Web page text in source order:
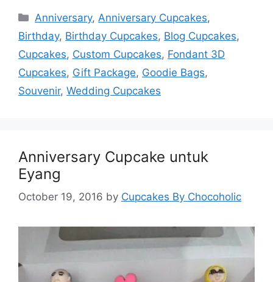
Categories
Anniversary, Anniversary Cupcakes,
Birthday, Birthday Cupcakes, Blog Cupcakes,
Cupcakes, Custom Cupcakes, Fondant 3D
Cupcakes, Gift Package, Goodie Bags,
Souvenir, Wedding Cupcakes
Anniversary Cupcake untuk
Eyang
October 19, 2016 by Cupcakes By Chocoholic